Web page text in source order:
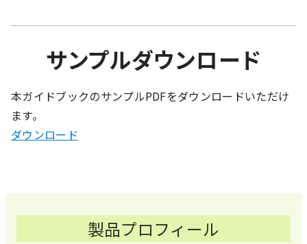
サンプルダウンロード
本ガイドブックのサンプルPDFをダウンロードいただけ
ます。
ダウンロード
製品プロフィール